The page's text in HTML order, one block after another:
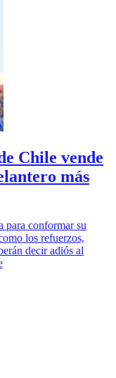
Chile vende
más
para conformar su
los refuerzos,
decir adiós al